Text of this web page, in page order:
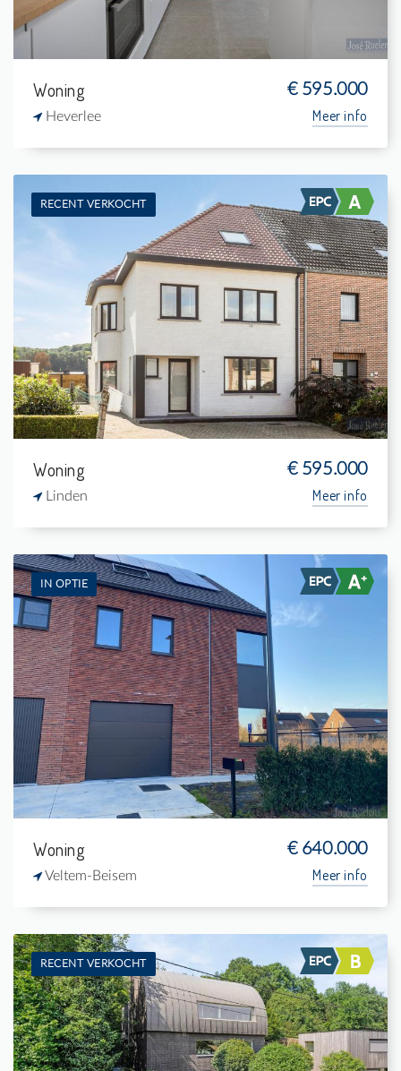
Woning € 595.000
Heverlee Meer info
RECENT VERKOCHT
Te koop: Woning
575 m²
Woning € 595.000
Linden Meer info
IN OPTIE
Te koop: Eengezinswoning
6
24.930 m²
Woning € 640.000
Veltem-Beisem Meer info
RECENT VERKOCHT
Te koop: Woning